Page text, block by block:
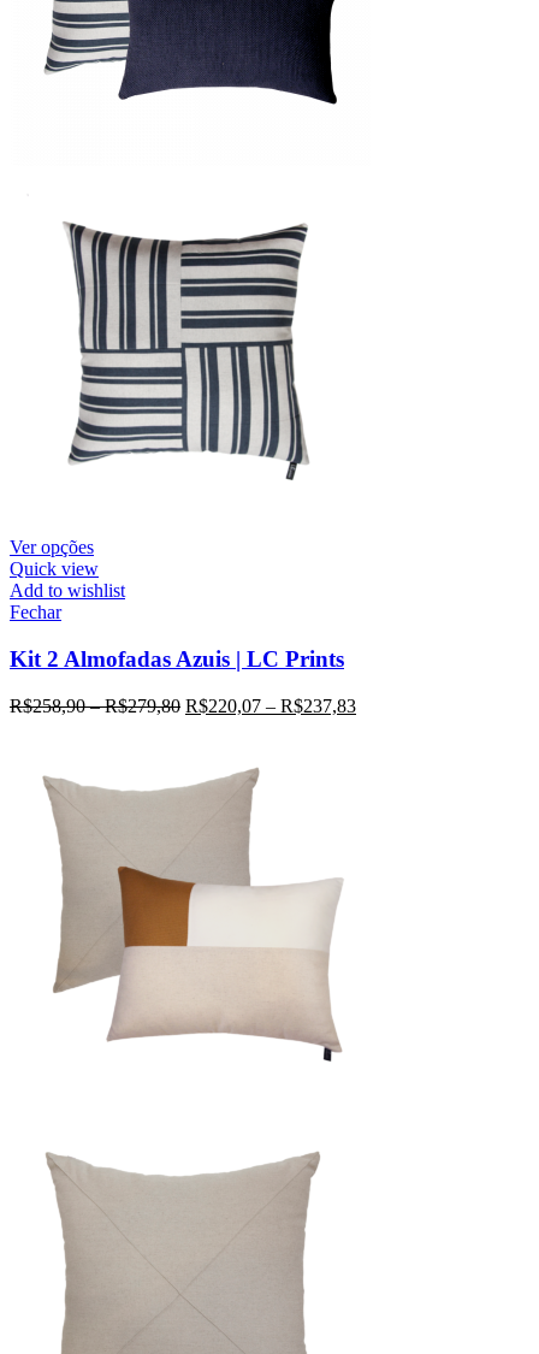
Ver opções
Quick view
Add to wishlist
Fechar
Kit 2 Almofadas Azuis | LC Prints
R$258,90–R$279,80 R$220,07 – R$237,83